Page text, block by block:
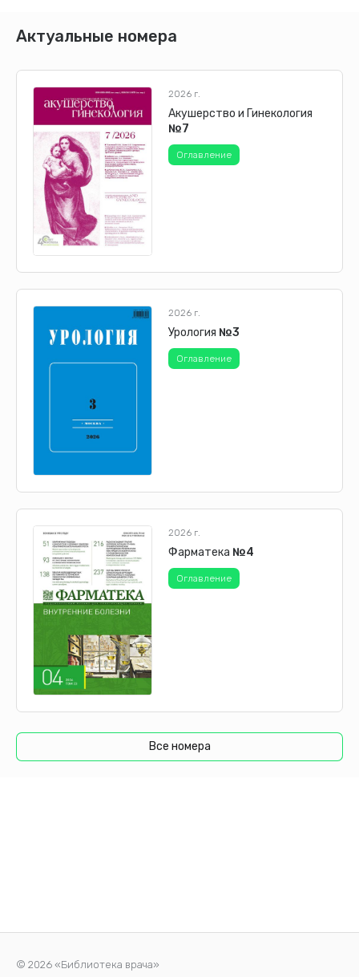
Актуальные номера
2026 г.
Акушерство и Гинекология
№7
Оглавление
2026 г.
Урология №3
Оглавление
2026 г.
Фарматека №4
Оглавление
Все номера
© 2026 «Библиотека врача»